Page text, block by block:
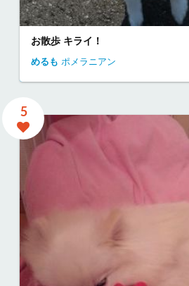
お散歩 キライ！
めるも ポメラニアン
5